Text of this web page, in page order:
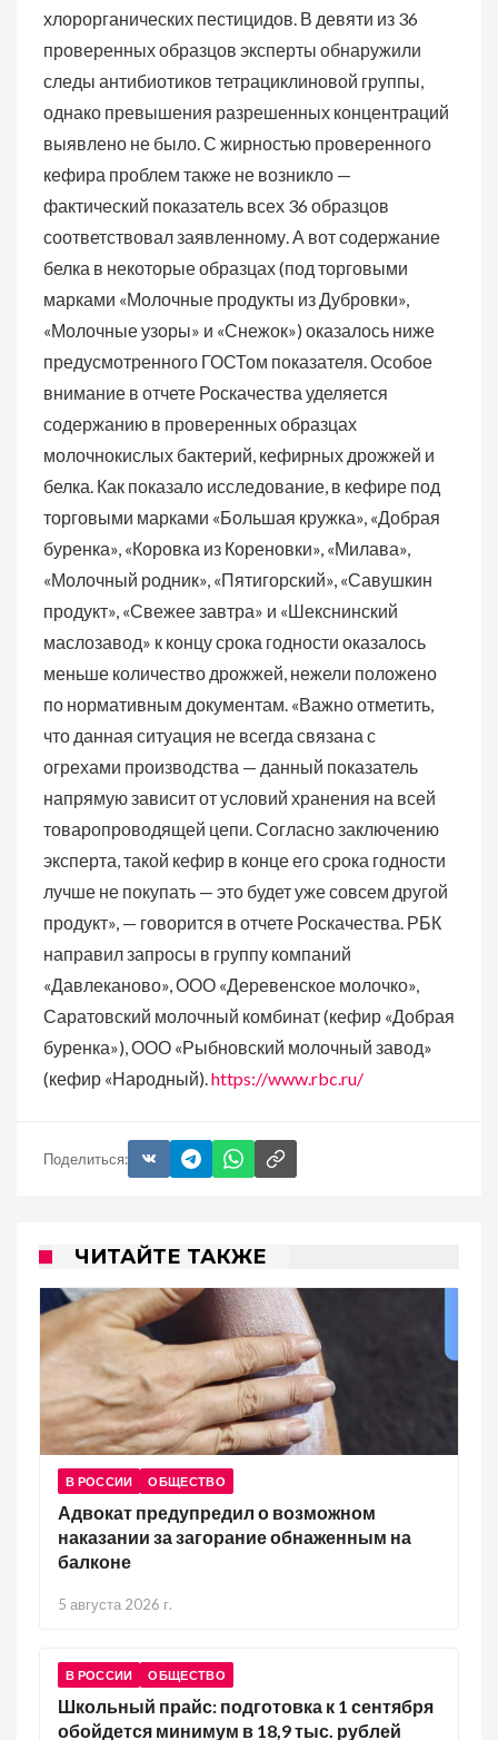
хлорорганических пестицидов. В девяти из 36
проверенных образцов эксперты обнаружили
следы антибиотиков тетрациклиновой группы,
однако превышения разрешенных концентраций
выявлено не было. С жирностью проверенного
кефира проблем также не возникло —
фактический показатель всех 36 образцов
соответствовал заявленному. А вот содержание
белка в некоторые образцах (под торговыми
марками «Молочные продукты из Дубровки»,
«Молочные узоры» и «Снежок») оказалось ниже
предусмотренного ГОСТом показателя. Особое
внимание в отчете Роскачества уделяется
содержанию в проверенных образцах
молочнокислых бактерий, кефирных дрожжей и
белка. Как показало исследование, в кефире под
торговыми марками «Большая кружка», «Добрая
буренка», «Коровка из Кореновки», «Милава»,
«Молочный родник», «Пятигорский», «Савушкин
продукт», «Свежее завтра» и «Шекснинский
маслозавод» к концу срока годности оказалось
меньше количество дрожжей, нежели положено
по нормативным документам. «Важно отметить,
что данная ситуация не всегда связана с
огрехами производства — данный показатель
напрямую зависит от условий хранения на всей
товаропроводящей цепи. Согласно заключению
эксперта, такой кефир в конце его срока годности
лучше не покупать — это будет уже совсем другой
продукт», — говорится в отчете Роскачества. РБК
направил запросы в группу компаний
«Давлеканово», ООО «Деревенское молочко»,
Саратовский молочный комбинат (кефир «Добрая
буренка»), ООО «Рыбновский молочный завод»
(кефир «Народный).https://www.rbc.ru/
Поделиться:
ЧИТАЙТЕ ТАКЖЕ
В РОССИИ ОБЩЕСТВО
Адвокат предупредил о возможном
наказании за загорание обнаженным на
балконе
5 августа 2026 г.
В РОССИИ ОБЩЕСТВО
Школьный прайс: подготовка к 1 сентября
обойдется минимум в 18,9 тыс. рублей